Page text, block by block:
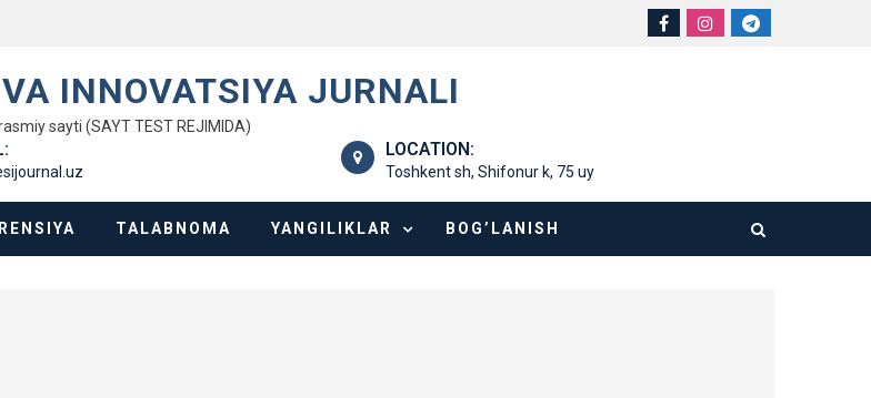
INNOVATSIYA JURNALI
sayti (SAYT TEST REJIMIDA)
LOCATION:
Toshkent sh, Shifonur k, 75 uy
TALABNOMA YANGILIKLAR BOG’LANISH